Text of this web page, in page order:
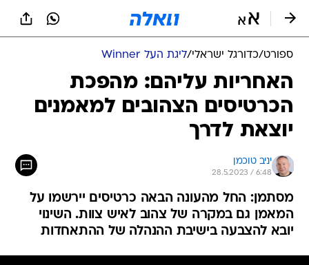
ספורט/כדורגל ישראלי/ליגת העל Winner
האחריות עליהם: מהפכת
הכרטיסים הצהובים למאמנים
יוצאת לדרך
יניב טוכמן
28.5.2023 / 6:48
מסתמן: החל מהעונה הבאה כרטיסים יירשמו על
המאמן גם במקרה של צהוב לאיש צוות. השינוי
יובא להצבעה בישיבת ההנהלה של ההתאחדות